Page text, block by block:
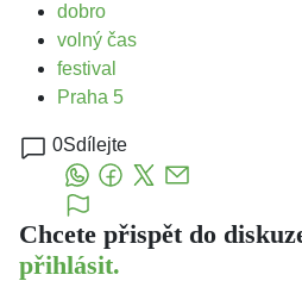
dobro
volný čas
festival
Praha 5
0Sdílejte
Chcete přispět do
přihlásit.